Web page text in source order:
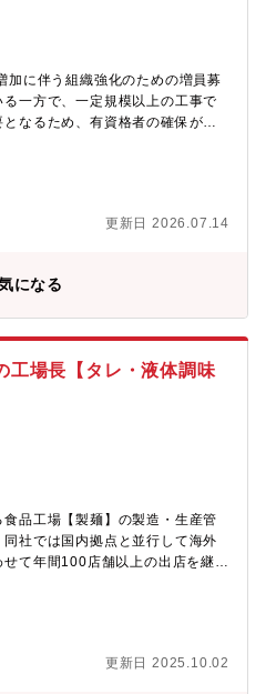
加に伴う組織強化のための増員募
一方で、一定規模以上の工事で
なるため、有資格者の確保が重
て現場を牽引いただける方を募
連業務対応（工事案件の管理等）
工事現場パトロール■工事関連行政
等の実作業はございません。【配
総合商社の中でも、双日グループ
く、自分のアイデアを実現する
、企業の強みを生み出していま
2004年4月、日商岩井株式会社と
井マ シナリーシステム、日商岩
足を実現 するため顧客に付加価
力しています。
更新日 2026.07.14
になる
工場長【タレ・液体調味
食品工場【製麺】の製造・生産管
社では国内拠点と並行して海外
て年間100店舗以上の出店を継続
ェ・とんかつ・中華など）、海
米国での多店舗展開）も見据えて
ーディングカンパニー」の実現
景からますます製造・生産管理領
更新日 2025.10.02